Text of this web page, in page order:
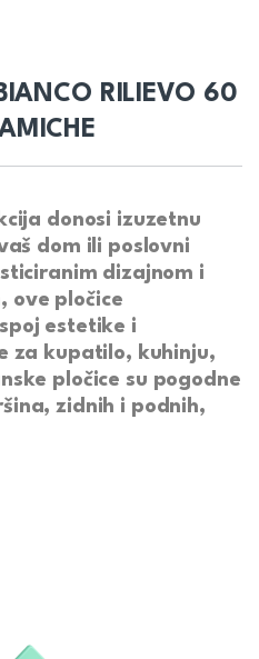
RILIEVO 60
donosi izuzetnu
dom ili poslovni
dizajnom i
ove pločice
estetike i
za kupatilo, kuhinju,
pločice su pogodne
zidnih i podnih,
60 X 120 ARENA CERAMICHE